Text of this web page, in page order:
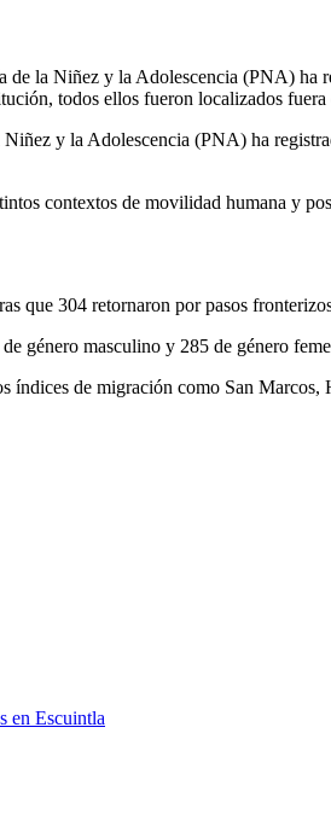
la Niñez y la Adolescencia (PNA) ha
todos ellos fueron localizados
y la Adolescencia (PNA) ha
contextos de movilidad humana y
que 304 retornaron por pasos
género masculino y 285 de género
índices de migración como San Marcos,
en Escuintla